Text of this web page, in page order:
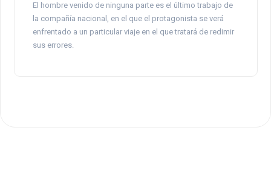
El hombre venido de ninguna parte es el último trabajo de
la compañía nacional, en el que el protagonista se verá
enfrentado a un particular viaje en el que tratará de redimir
sus errores.